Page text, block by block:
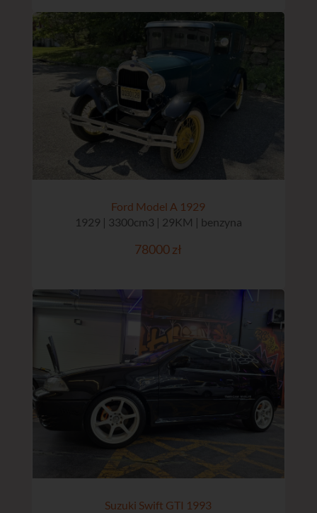
Ford Model A 1929
1929 | 3300cm3 | 29KM | benzyna
78000 zł
Suzuki Swift GTI 1993